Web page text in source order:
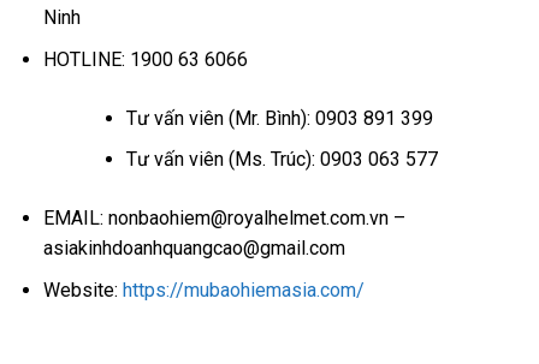
Ninh
HOTLINE: 1900 63 6066
Tư vấn viên (Mr. Bình): 0903 891 399
Tư vấn viên (Ms. Trúc): 0903 063 577
EMAIL: nonbaohiem@royalhelmet.com.vn –
asiakinhdoanhquangcao@gmail.com
Website: https://mubaohiemasia.com/